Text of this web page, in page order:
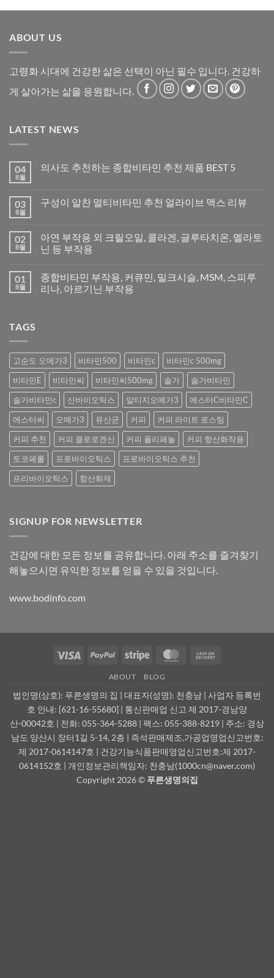
ABOUT US
고령화 시대에 건강한 삶은 선택이 아닌 필수 입니다. 건강하
게 살아가는 삶을 응원합니다.
LATEST NEWS
04
8월
의사도 추천하는 종합비타민 추천 제품 BEST 5
03
8월
구성이 알찬 멀티비타민 추천 얼라이브 맥스 리뷰
02
8월
아연 부작용 외 크릴오일, 콜라겐, 글루타치온, 멜라토
닌 등 부작용
01
8월
종합비타민 부작용, 커큐민, 밀크시슬, MSM, 스피루
리나, 아르기닌 부작용
TAGS
고순도 오메가3 비타민500 비타민c
비타민c 500mg
비타민E
비타민씨 비타민씨500mg 솔가
솔가비타민
솔가비타민c
신바이오틱스 알티지오메가3
에스터C비타민C
에스터씨
오메가3 유산균 커피
커피 라이트 로스팅
커피 추천
커피 클로로겐산 커피 폴리페놀
커피 항산화작용
토코페롤
프로바이오틱스
프로바이오틱스 추천
프리바이오틱스
항산화제
SIGNUP FOR NEWSLETTER
건강에 대한 모든 정보를 공유합니다. 아래 주소를 즐겨찾기
해놓으시면 유익한 정보를 얻을 수 있을 것입니다.
www.bodinfo.com
ABOUT BLOG
법인명(상호): 푸른생명의 집 | 대표자(성명): 천충남 | 사업자 등록번
호 안내: [621-16-55680] | 통신판매업 신고 제 2017-경남양
산-00042호 | 전화: 055-364-5288 | 팩스: 055-388-8219 | 주소: 경상
남도 양산시 장터1길 5-14, 2층 | 즉석판매제조,가공업영업신고번호:
제 2017-0614147호 | 건강기능식품판매영업신고번호:제 2017-
0614152호 | 개인정보관리책임자: 천충남(1000cn@naver.com)
Copyright 2026 © 푸른생명의집